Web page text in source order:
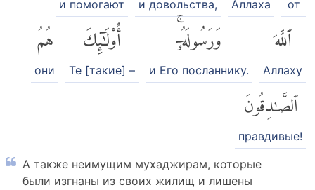
от
Аллаха
и довольства,
и помогают
ٱللَّهَ
Аллаху
وَرَسُولَهُۥٓۚ
и Его посланнику.
أُو۟لَٰٓئِكَ
Те [такие] –
هُمُ
они
ٱلصَّٰدِقُونَ
правдивые!
А также неимущим мухаджирам, которые
были изгнаны из своих жилищ и лишены